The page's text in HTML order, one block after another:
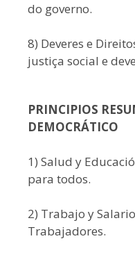
do governo.
8) Deveres e
justiça social e
PRINCIPIOS
DEMOCRÁTICO
1) Salud y
para todos.
2) Trabajo y
Trabajadores.